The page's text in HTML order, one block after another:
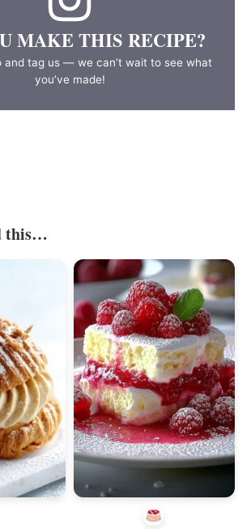
MAKE THIS RECIPE?
and tag us — we can’t wait to see what
you’ve made!
this…